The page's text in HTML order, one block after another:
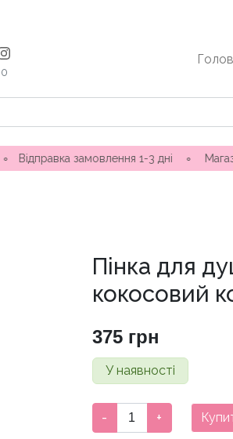
замовлення 1-3 дні ∘ Магазини в
Пінка для
кокосовий
375 грн
У наявності
для
- +